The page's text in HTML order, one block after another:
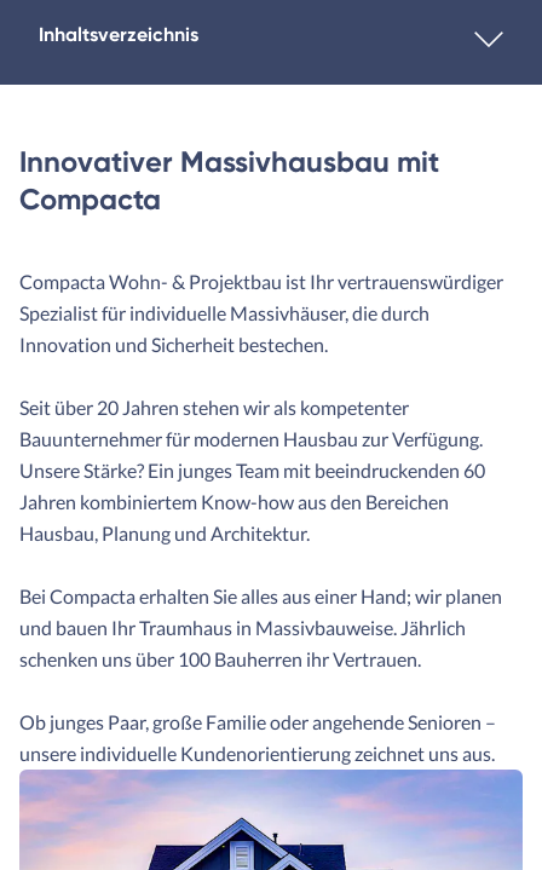
Inhaltsverzeichnis
Innovativer Massivhausbau mit
Compacta
Compacta Wohn- & Projektbau ist Ihr vertrauenswürdiger
Spezialist für individuelle Massivhäuser, die durch
Innovation und Sicherheit bestechen.
Seit über 20 Jahren stehen wir als kompetenter
Bauunternehmer für modernen Hausbau zur Verfügung.
Unsere Stärke? Ein junges Team mit beeindruckenden 60
Jahren kombiniertem Know-how aus den Bereichen
Hausbau, Planung und Architektur.
Bei Compacta erhalten Sie alles aus einer Hand; wir planen
und bauen Ihr Traumhaus in Massivbauweise. Jährlich
schenken uns über 100 Bauherren ihr Vertrauen.
Ob junges Paar, große Familie oder angehende Senioren –
unsere individuelle Kundenorientierung zeichnet uns aus.